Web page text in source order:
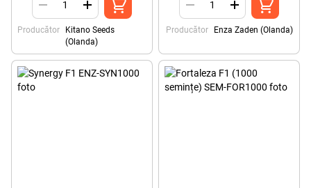
Producător
Kitano Seeds
(Olanda)
Producător Enza Zaden (Olanda)